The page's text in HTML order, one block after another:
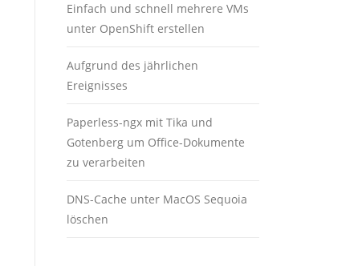
Einfach und schnell mehrere VMs
unter OpenShift erstellen
Aufgrund des jährlichen
Ereignisses
Paperless-ngx mit Tika und
Gotenberg um Office-Dokumente
zu verarbeiten
DNS-Cache unter MacOS Sequoia
löschen